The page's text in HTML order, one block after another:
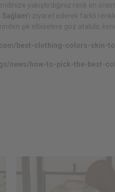
yakıştırdığınız renk en
Sağlam’ı ziyaret ederek farklı
şık elbiselere göz atabilir,
best-clothing-colors-skin-
news/how-to-pick-the-best-